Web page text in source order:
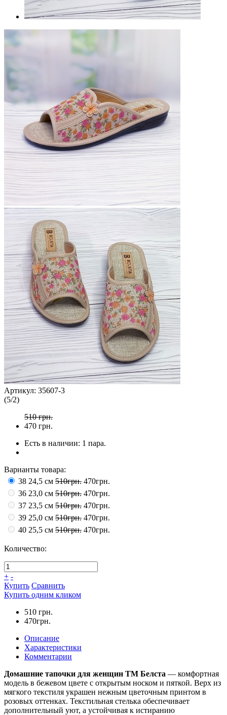
Артикул: 35607-3
(5/2)
510 грн.
470 грн.
Есть в наличии: 1 пара.
Варианты товара:
38 24,5 см 510грн. 470грн.
36 23,0 см 510грн. 470грн.
37 23,5 см 510грн. 470грн.
39 25,0 см 510грн. 470грн.
40 25,5 см 510грн. 470грн.
Количество:
+ -
Купить Сравнить
Купить одним кликом
510 грн.
470грн.
Описание
Характеристики
Комментарии
Домашние тапочки для женщин ТМ Белста — комфортная
модель в бежевом цвете с открытым носком и пяткой. Верх из
мягкого текстиля украшен нежным цветочным принтом в
розовых оттенках. Текстильная стелька обеспечивает
дополнительный уют, а устойчивая к истиранию